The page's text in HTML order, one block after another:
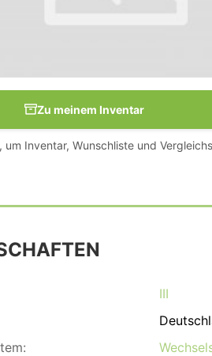
Zu meinem Inventar
, um Inventar, Wunschliste und
III